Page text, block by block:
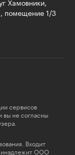
Хамовники,
помещение 1/3
сервисов
вы не согласны
Входит
ООО